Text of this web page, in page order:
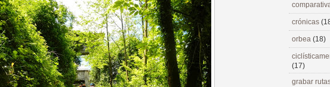
crónicas
orbea (18)
(17)
grabar